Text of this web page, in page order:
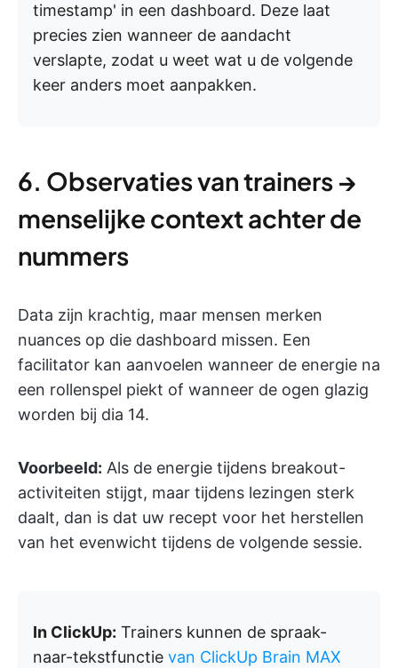
timestamp' in een dashboard. Deze laat
precies zien wanneer de aandacht
verslapte, zodat u weet wat u de volgende
keer anders moet aanpakken.
6. Observaties van trainers →
menselijke context achter de
nummers
Data zijn krachtig, maar mensen merken
nuances op die dashboard missen. Een
facilitator kan aanvoelen wanneer de energie na
een rollenspel piekt of wanneer de ogen glazig
worden bij dia 14.
Voorbeeld: Als de energie tijdens breakout-
activiteiten stijgt, maar tijdens lezingen sterk
daalt, dan is dat uw recept voor het herstellen
van het evenwicht tijdens de volgende sessie.
In ClickUp: Trainers kunnen de spraak-
naar-tekstfunctie van ClickUp Brain MAX